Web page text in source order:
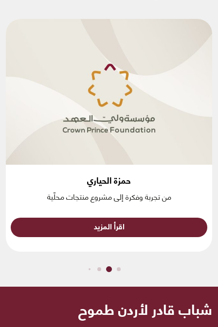
حمزة الحياري
من تجربة وفكرة إلى مشروع منتجات محلّية
اقرأ المزيد
شباب قادر لأردن طموح